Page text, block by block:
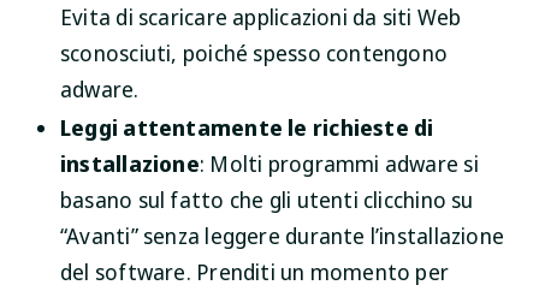
Evita di scaricare applicazioni da siti Web
sconosciuti, poiché spesso contengono
adware.
Leggi attentamente le richieste di
installazione: Molti programmi adware si
basano sul fatto che gli utenti clicchino su
“Avanti” senza leggere durante l’installazione
del software. Prenditi un momento per